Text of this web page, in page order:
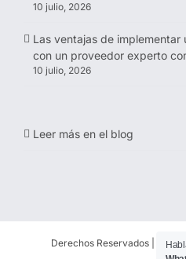
10 julio, 2026
Las ventajas de implementar
con un proveedor experto
10 julio, 2026
Leer más en el blog
Derechos Reservados | 1997-